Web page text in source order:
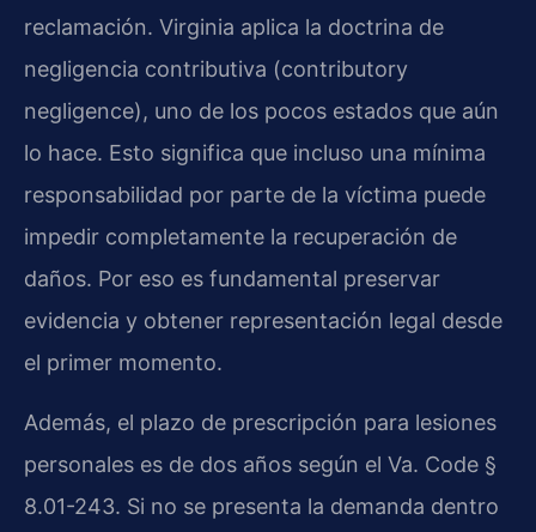
reclamación. Virginia aplica la doctrina de
negligencia contributiva (contributory
negligence), uno de los pocos estados que aún
lo hace. Esto significa que incluso una mínima
responsabilidad por parte de la víctima puede
impedir completamente la recuperación de
daños. Por eso es fundamental preservar
evidencia y obtener representación legal desde
el primer momento.
Además, el plazo de prescripción para lesiones
personales es de dos años según el Va. Code §
8.01-243. Si no se presenta la demanda dentro